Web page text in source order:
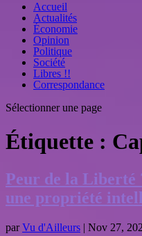
Accueil
Actualités
Économie
Opinion
Politique
Société
Libres !!
Correspondance
Sélectionner une page
Étiquette :
Peur de la Liberté
une propriété
parVu d'Ailleurs | Nov 27,